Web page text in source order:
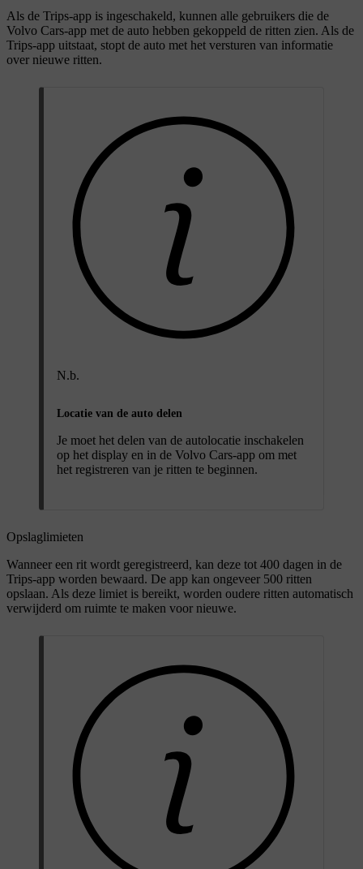
Als de Trips-app is ingeschakeld, kunnen alle gebruikers die de
Volvo Cars-app met de auto hebben gekoppeld de ritten zien. Als de
Trips-app uitstaat, stopt de auto met het versturen van informatie
over nieuwe ritten.
N.b.
Locatie van de auto delen
Je moet het delen van de autolocatie inschakelen
op het display en in de Volvo Cars-app om met
het registreren van je ritten te beginnen.
Opslaglimieten
Wanneer een rit wordt geregistreerd, kan deze tot 400 dagen in de
Trips-app worden bewaard. De app kan ongeveer 500 ritten
opslaan. Als deze limiet is bereikt, worden oudere ritten automatisch
verwijderd om ruimte te maken voor nieuwe.